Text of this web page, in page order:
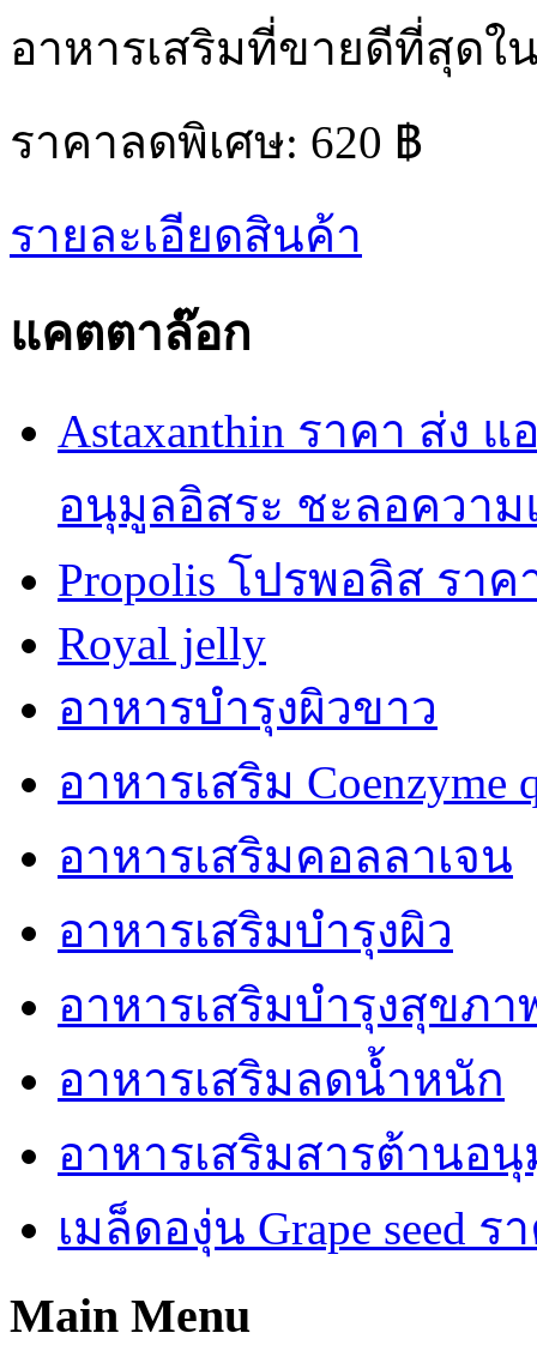
อาหารเสริมที่ขายดีที่สุดใน
ราคาลดพิเศษ: 620 ฿
รายละเอียดสินค้า
แคตตาล๊อก
Astaxanthin ราคา ส่ง
อนุมูลอิสระ ชะลอควา
Propolis โปรพอลิส ราค
Royal jelly
อาหารบำรุงผิวขาว
อาหารเสริม Coenzyme
อาหารเสริมคอลลาเจน
อาหารเสริมบำรุงผิว
อาหารเสริมบำรุงสุขภา
อาหารเสริมลดน้ำหนัก
อาหารเสริมสารต้านอ
เมล็ดองุ่น Grape seed ร
Main Menu